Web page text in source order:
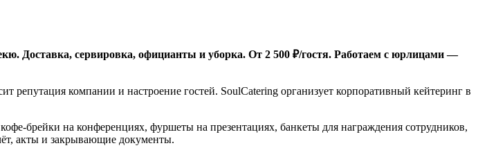
Доставка, сервировка, официанты и уборка. От 2 500 ₽/гостя. Работаем с юрлицами —
репутация компании и настроение гостей. SoulCatering организует корпоративный кейтеринг в
брейки на конференциях, фуршеты на презентациях, банкеты для награждения сотрудников,
акты и закрывающие документы.